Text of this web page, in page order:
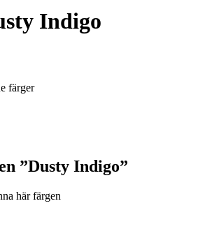
Indigo
färger
”Dusty Indigo”
här färgen